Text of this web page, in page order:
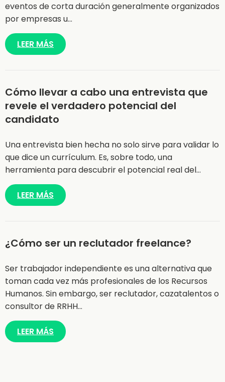
eventos de corta duración generalmente organizados
por empresas u…
LEER MÁS
Cómo llevar a cabo una entrevista que
revele el verdadero potencial del
candidato
Una entrevista bien hecha no solo sirve para validar lo
que dice un currículum. Es, sobre todo, una
herramienta para descubrir el potencial real del…
LEER MÁS
¿Cómo ser un reclutador freelance?
Ser trabajador independiente es una alternativa que
toman cada vez más profesionales de los Recursos
Humanos. Sin embargo, ser reclutador, cazatalentos o
consultor de RRHH…
LEER MÁS